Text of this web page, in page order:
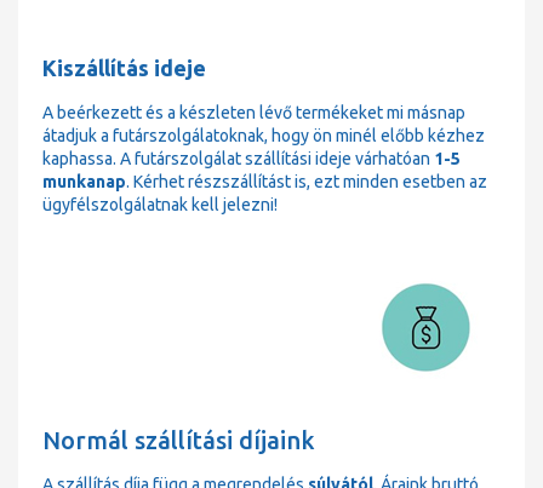
Kiszállítás ideje
A beérkezett és a készleten lévő termékeket mi másnap
átadjuk a futárszolgálatoknak, hogy ön minél előbb kézhez
kaphassa. A futárszolgálat szállítási ideje várhatóan 1-5
munkanap. Kérhet részszállítást is, ezt minden esetben az
ügyfélszolgálatnak kell jelezni!
Normál szállítási díjaink
A szállítás díja függ a megrendelés súlyától. Áraink bruttó